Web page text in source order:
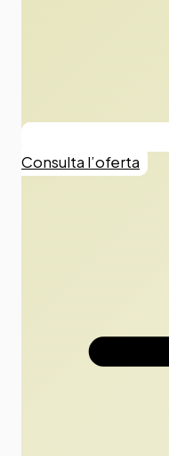
Consulta l’oferta